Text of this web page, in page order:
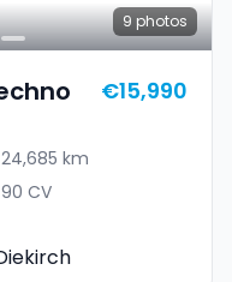
9 photos
€15,990
24,685 km
90 CV